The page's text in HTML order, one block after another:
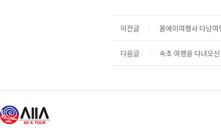
이전글 올에이여행사 다낭
다음글 속초 여행을 다녀오